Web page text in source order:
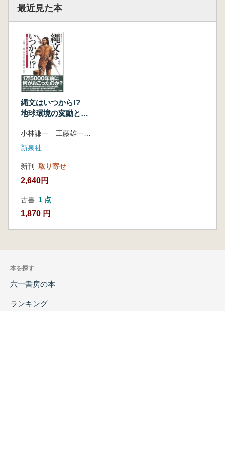
最近見た本
縄文はいつから!?
地球環境の変動と縄
新泉社
新刊 取り寄せ
2,640円
古書 1 点
1,870 円
本を探す
六一書房の本
ランキング